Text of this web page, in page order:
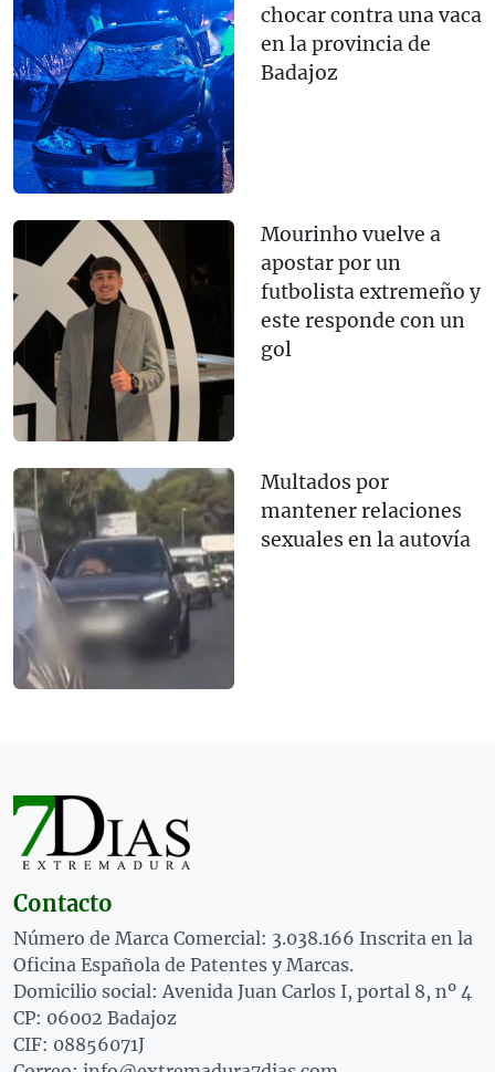
chocar contra una vaca
en la provincia de
Badajoz
Mourinho vuelve a
apostar por un
futbolista extremeño y
este responde con un
gol
Multados por
mantener relaciones
sexuales en la autovía
Contacto
Número de Marca Comercial: 3.038.166 Inscrita en la
Oficina Española de Patentes y Marcas.
Domicilio social: Avenida Juan Carlos I, portal 8, nº 4
CP: 06002 Badajoz
CIF: 08856071J